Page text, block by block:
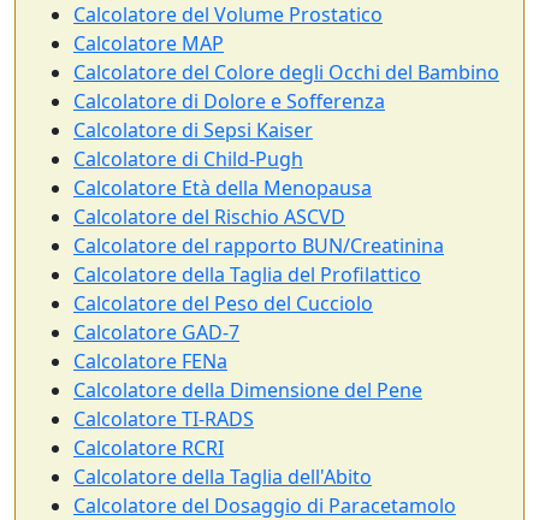
Calcolatore del Volume Prostatico
Calcolatore MAP
Calcolatore del Colore degli Occhi del Bambino
Calcolatore di Dolore e Sofferenza
Calcolatore di Sepsi Kaiser
Calcolatore di Child-Pugh
Calcolatore Età della Menopausa
Calcolatore del Rischio ASCVD
Calcolatore del rapporto BUN/Creatinina
Calcolatore della Taglia del Profilattico
Calcolatore del Peso del Cucciolo
Calcolatore GAD-7
Calcolatore FENa
Calcolatore della Dimensione del Pene
Calcolatore TI-RADS
Calcolatore RCRI
Calcolatore della Taglia dell'Abito
Calcolatore del Dosaggio di Paracetamolo